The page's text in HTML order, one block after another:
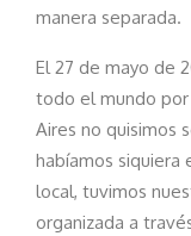
manera separada.
El 27 de mayo de
todo el mundo por
Aires no quisimos
habíamos siquiera
local, tuvimos
organizada a